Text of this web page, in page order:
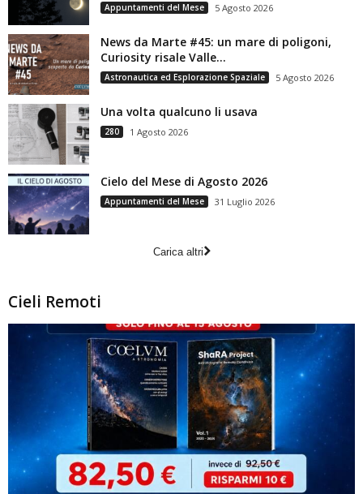
Appuntamenti del Mese 5 Agosto 2026
News da Marte #45: un mare di poligoni,
Curiosity risale Valle...
Astronautica ed Esplorazione Spaziale 5 Agosto 2026
Una volta qualcuno li usava
280 1 Agosto 2026
Cielo del Mese di Agosto 2026
Appuntamenti del Mese 31 Luglio 2026
Carica altri
Cieli Remoti